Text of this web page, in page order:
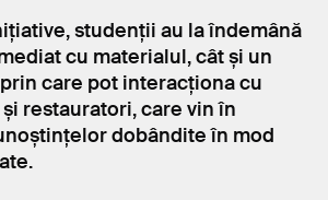
studenții au la îndemână
cu materialul, cât și un
care pot interacționa cu
restauratori, care vin în
dobândite în mod